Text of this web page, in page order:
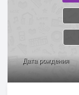
Дата рождения